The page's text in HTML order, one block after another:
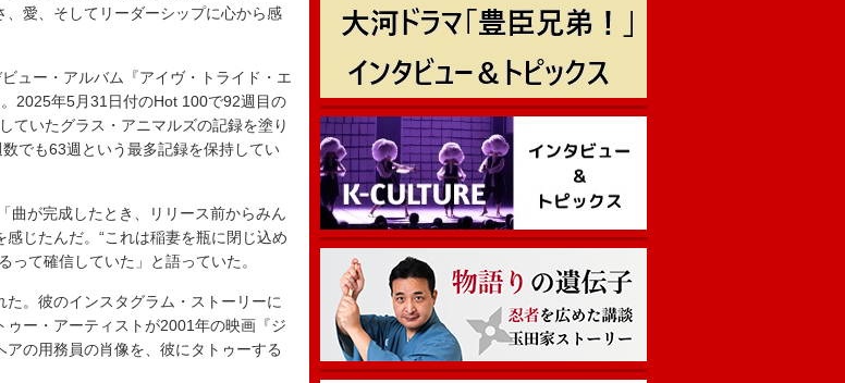
愛、そしてリーダーシップに心から感
ュー・アルバム『アイヴ・トライド・エ
2025年5月31日付のHot 100で92週目の
ていたグラス・アニマルズの記録を塗り
でも63週という最多記録を保持してい
が完成したとき、リリース前からみん
じたんだ。“これは稲妻を瓶に閉じ込め
って確信していた」と語っていた。
。彼のインスタグラム・ストーリーに
ー・アーティストが2001年の映画『ジ
の用務員の肖像を、彼にタトゥーする